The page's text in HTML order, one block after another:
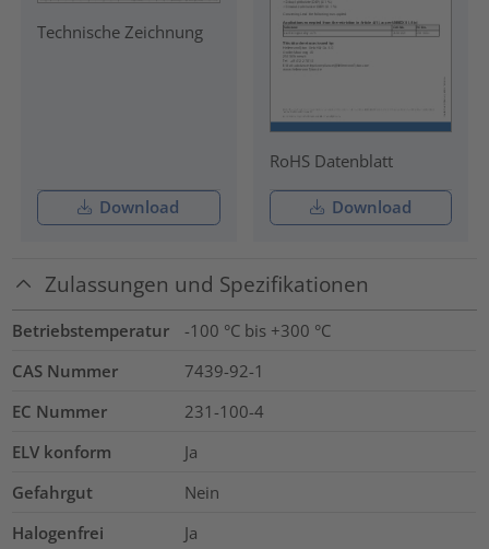
Technische Zeichnung
Download
RoHS Datenblatt
Download
Zulassungen und Spezifikationen
Betriebstemperatur
-100 °C bis +300 °C
CAS Nummer
7439-92-1
EC Nummer
231-100-4
ELV konform
Ja
Gefahrgut
Nein
Halogenfrei
Ja